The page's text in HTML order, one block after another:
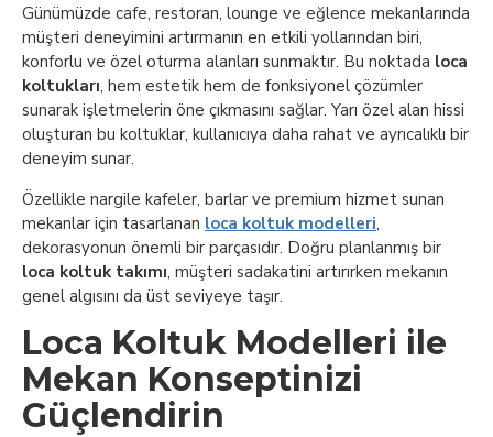
Günümüzde cafe, restoran, lounge ve eğlence mekanlarında
müşteri deneyimini artırmanın en etkili yollarından biri,
konforlu ve özel oturma alanları sunmaktır. Bu noktada loca
koltukları, hem estetik hem de fonksiyonel çözümler
sunarak işletmelerin öne çıkmasını sağlar. Yarı özel alan hissi
oluşturan bu koltuklar, kullanıcıya daha rahat ve ayrıcalıklı bir
deneyim sunar.
Özellikle nargile kafeler, barlar ve premium hizmet sunan
mekanlar için tasarlanan loca koltuk modelleri,
dekorasyonun önemli bir parçasıdır. Doğru planlanmış bir
loca koltuk takımı, müşteri sadakatini artırırken mekanın
genel algısını da üst seviyeye taşır.
Loca Koltuk Modelleri ile
Mekan Konseptinizi
Güçlendirin